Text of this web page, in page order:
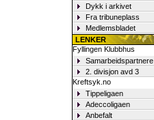
Dykk i arkivet
Fra tribuneplass
Medlemsbladet
LENKER
Fyllingen Klubbhus
Samarbeidspartnere
2. divisjon avd 3
Kreftsyk.no
Tippeligaen
Adeccoligaen
Anbefalt